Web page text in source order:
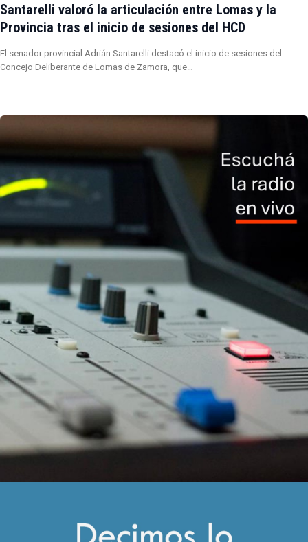
Santarelli valoró la articulación entre Lomas y la
Provincia tras el inicio de sesiones del HCD
El senador provincial Adrián Santarelli destacó el inicio de sesiones del
Concejo Deliberante de Lomas de Zamora, que…